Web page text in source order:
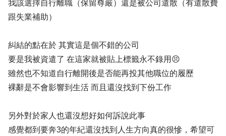
我該選擇自行離職（保留尊嚴）還是被公司遣散（有遣散費
跟失業補助）
糾結的點在於 其實這是個不錯的公司
要是我被資遣了 在這家就被貼上標籤永不錄用😣
雖然也不知道自行離開後是否能再投其他職位的履歷
裸辭是不會影響到生活 而且還沒找到下份工作
另外對於家人也還沒想好如何訴說此事
感覺都到要奔3的年紀還沒找到人生方向真的很慘，希望可